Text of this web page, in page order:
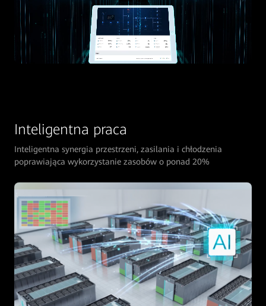
Inteligentna praca
Inteligentna synergia przestrzeni, zasilania i chłodzenia
poprawiająca wykorzystanie zasobów o ponad 20%